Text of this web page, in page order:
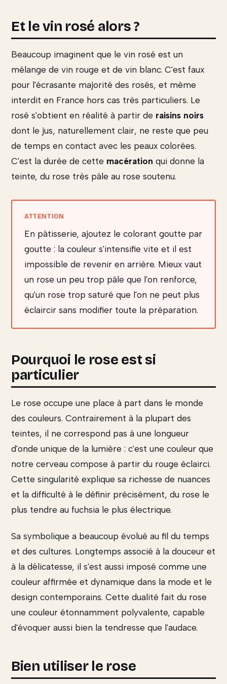
Et le vin rosé alors ?
Beaucoup imaginent que le vin rosé est un
mélange de vin rouge et de vin blanc. C'est faux
pour l'écrasante majorité des rosés, et même
interdit en France hors cas très particuliers. Le
rosé s'obtient en réalité à partir de raisins noirs
dont le jus, naturellement clair, ne reste que peu
de temps en contact avec les peaux colorées.
C'est la durée de cette macération qui donne la
teinte, du rose très pâle au rose soutenu.
En pâtisserie, ajoutez le colorant goutte par
goutte : la couleur s'intensifie vite et il est
impossible de revenir en arrière. Mieux vaut
un rose un peu trop pâle que l'on renforce,
qu'un rose trop saturé que l'on ne peut plus
éclaircir sans modifier toute la préparation.
Pourquoi le rose est si
particulier
Le rose occupe une place à part dans le monde
des couleurs. Contrairement à la plupart des
teintes, il ne correspond pas à une longueur
d'onde unique de la lumière : c'est une couleur que
notre cerveau compose à partir du rouge éclairci.
Cette singularité explique sa richesse de nuances
et la difficulté à le définir précisément, du rose le
plus tendre au fuchsia le plus électrique.
Sa symbolique a beaucoup évolué au fil du temps
et des cultures. Longtemps associé à la douceur et
à la délicatesse, il s'est aussi imposé comme une
couleur affirmée et dynamique dans la mode et le
design contemporains. Cette dualité fait du rose
une couleur étonnamment polyvalente, capable
d'évoquer aussi bien la tendresse que l'audace.
Bien utiliser le rose